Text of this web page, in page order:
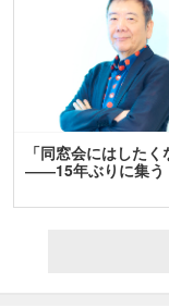
「同窓会にはしたく
――15年ぶりに集